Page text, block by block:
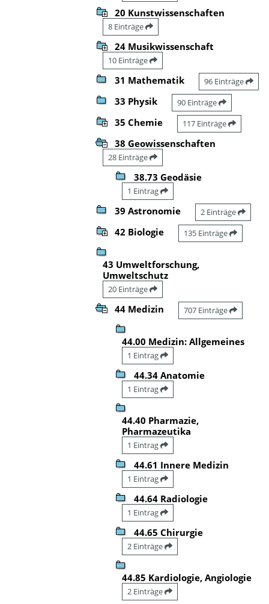
20 Kunstwissenschaften
8 Einträge
24 Musikwissenschaft
10 Einträge
31 Mathematik 96 Einträge
33 Physik 90 Einträge
35 Chemie 117 Einträge
38 Geowissenschaften
28 Einträge
38.73 Geodäsie
1 Eintrag
39 Astronomie 2 Einträge
42 Biologie 135 Einträge
43 Umweltforschung,
Umweltschutz
20 Einträge
44 Medizin 707 Einträge
44.00 Medizin: Allgemeines
1 Eintrag
44.34 Anatomie
1 Eintrag
44.40 Pharmazie,
Pharmazeutika
1 Eintrag
44.61 Innere Medizin
1 Eintrag
44.64 Radiologie
1 Eintrag
44.65 Chirurgie
2 Einträge
44.85 Kardiologie, Angiologie
2 Einträge